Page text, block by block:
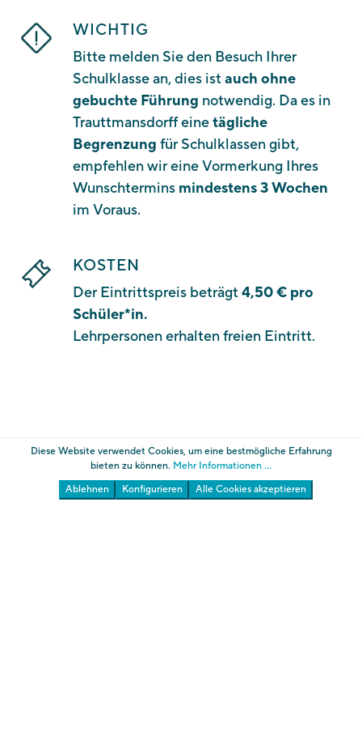
WICHTIG
Bitte melden Sie den Besuch Ihrer
Schulklasse an, dies istauch ohne
gebuchte Führung notwendig. Da es in
Trauttmansdorff einetägliche
Begrenzung für Schulklassen gibt,
empfehlen wir eine Vormerkung Ihres
Wunschtermins mindestens 3 Wochen
im Voraus.
KOSTEN
Der Eintrittspreis beträgt4,50 € pro
Schüler*in.
Lehrpersonen erhalten freien Eintritt.
Diese Website verwendet Cookies, um eine bestmögliche Erfahrung
bieten zu können. Mehr Informationen ...
Ablehnen
Konfigurieren Alle Cookies akzeptieren